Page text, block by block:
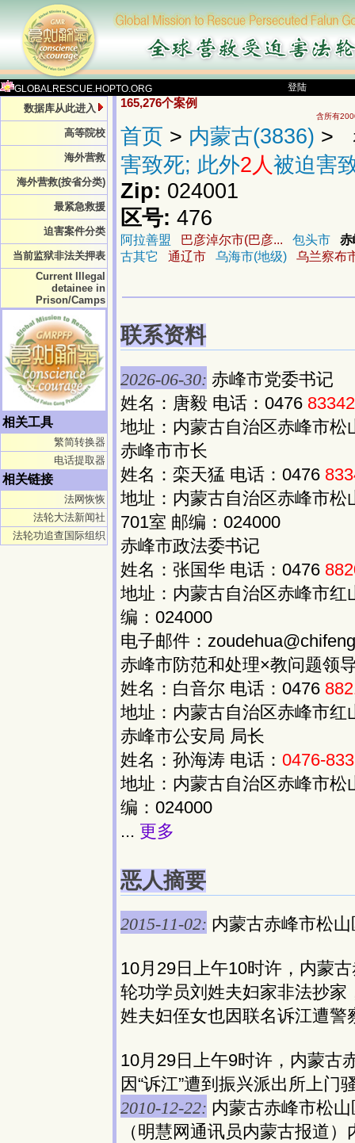
GLOBALRESCUE.HOPTO.ORG 登陆
数据库从此进入
高等院校
海外营救
海外营救(按省分类)
最紧急救援
迫害案件分类
当前监狱非法关押表
Current Illegal
detainee in
Prison/Camps
相关工具
繁简转换器
电话提取器
相关链接
法网恢恢
法轮大法新闻社
法轮功追查国际组织
165,276个案例
含所有
首页 > 内蒙古(3836) >
害致死; 此外2人被迫害
Zip: 024001
区号: 476
阿拉善盟 巴彦淖尔市(巴彦... 包头市
赤
古其它
通辽市 乌海市(地级) 乌兰察布
联系资料
2026-06-30: 赤峰市党委书记
姓名：唐毅 电话：0476
地址：内蒙古自治区赤峰市
赤峰市市长
姓名：栾天猛 电话：0476
地址：内蒙古自治区赤峰市
701室 邮编：024000
赤峰市政法委书记
姓名：张国华 电话：0476
地址：内蒙古自治区赤峰市
编：024000
电子邮件：
赤峰市防范和处理×教问题领
姓名：白音尔 电话：0476
地址：内蒙古自治区赤峰市
赤峰市公安局 局长
姓名：孙海涛 电话： 0476-
地址：内蒙古自治区赤峰市
编：024000
... 更多
恶人摘要
2015-11-02: 内蒙古赤峰市松
10月29日上午10时许，内蒙
轮功学员刘姓夫妇家非法抄家
姓夫妇侄女也因联名诉江遭警
10月29日上午9时许，内蒙古
因“诉江”遭到振兴派出所上门
2010-12-22: 内蒙古赤峰市松
（明慧网通讯员内蒙古报道